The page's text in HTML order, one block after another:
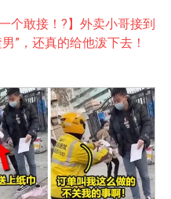
个敢接！?】外卖小哥接到
”，还真的给他泼下去！